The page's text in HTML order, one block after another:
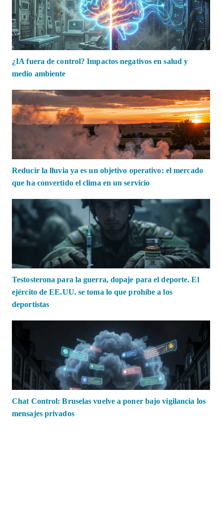
¿IA fuera de control? Impactos negativos en salud y
medio ambiente
Reducir la lluvia ya es un objetivo operativo: el mercado
que ha convertido el clima en un servicio
Testosterona para la guerra, dopaje para el deporte. El
ejército de EE.UU. se toma lo que prohíbe a los
deportistas
Chat Control: Bruselas vuelve a poner bajo vigilancia los
mensajes privados